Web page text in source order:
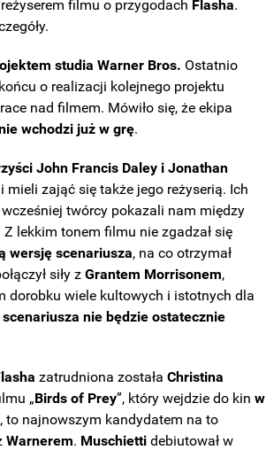
filmu o przygodach Flasha.
studia Warner Bros. Ostatnio
o realizacji kolejnego projektu
nad filmem. Mówiło się, że ekipa
wchodzi już w grę.
John Francis Daley i Jonathan
zająć się także jego reżyserią. Ich
wcześniej twórcy pokazali nam między
Z lekkim tonem filmu nie zgadzał się
wersję scenariusza, na co otrzymał
siły zGrantem Morrisonem,
dorobku wiele kultowych i istotnych dla
nie będzie ostatecznie
zatrudniona zostałaChristina
„Birds of Prey”, który wejdzie do kinw
to najnowszym kandydatem na to
Warnerem. Muschietti debiutował w